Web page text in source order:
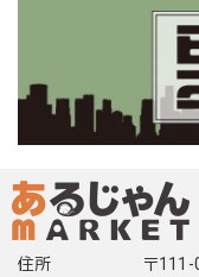
住所
〒